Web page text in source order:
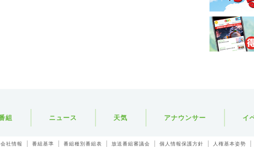
組 ニュース 天気 アナウンサー イ
会社情報 番組基準 番組種別番組表 放送番組審議会 個人情報保護方針 人権基本姿勢